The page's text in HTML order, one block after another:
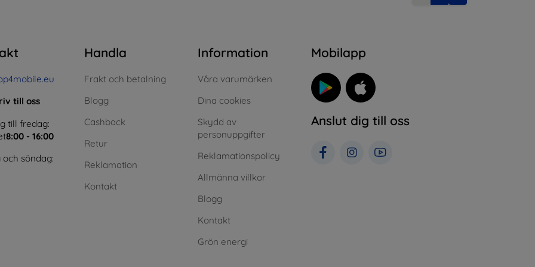
till oss
till fredag:
8:00 - 16:00
och söndag:
Handla
Frakt och betalning
Blogg
Cashback
Retur
Reklamation
Kontakt
Information
Våra varumärken
Dina cookies
Skydd av
personuppgifter
Reklamationspolicy
Allmänna villkor
Blogg
Kontakt
Grön energi
Mobilapp
Anslut dig till oss